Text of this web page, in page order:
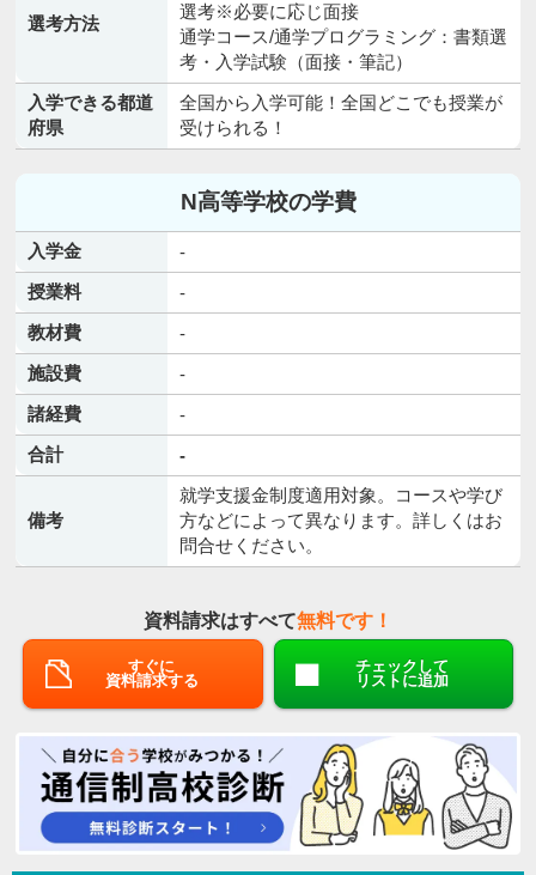
選考方法
選考※必要に応じ面接
通学コース/通学プログラミング：書類選
考・入学試験（面接・筆記）
入学できる都道
府県
全国から入学可能！全国どこでも授業が
受けられる！
N高等学校の学費
入学金
-
授業料
-
教材費
-
施設費
-
諸経費
-
合計
-
備考
就学支援金制度適用対象。コースや学び
方などによって異なります。詳しくはお
問合せください。
資料請求はすべて無料です！
すぐに
資料請求する
チェックして
リストに追加